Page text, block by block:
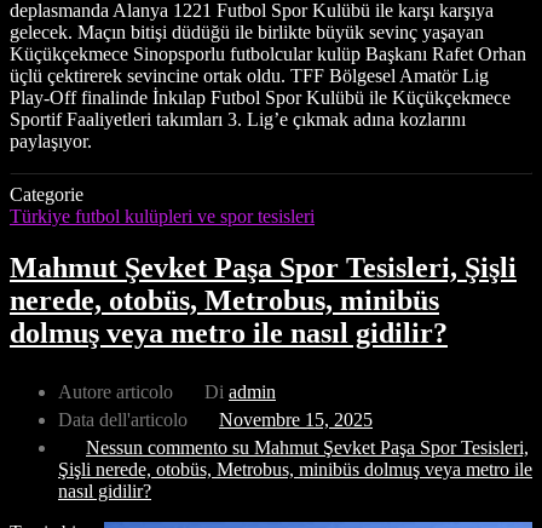
deplasmanda Alanya 1221 Futbol Spor Kulübü ile karşı karşıya
gelecek. Maçın bitişi düdüğü ile birlikte büyük sevinç yaşayan
Küçükçekmece Sinopsporlu futbolcular kulüp Başkanı Rafet Orhan
üçlü çektirerek sevincine ortak oldu. TFF Bölgesel Amatör Lig
Play-Off finalinde İnkılap Futbol Spor Kulübü ile Küçükçekmece
Sportif Faaliyetleri takımları 3. Lig’e çıkmak adına kozlarını
paylaşıyor.
Categorie
Türkiye futbol kulüpleri ve spor tesisleri
Mahmut Şevket Paşa Spor Tesisleri, Şişli
nerede, otobüs, Metrobus, minibüs
dolmuş veya metro ile nasıl gidilir?
Autore articolo Di admin
Data dell'articolo
Novembre 15, 2025
Nessun commento su Mahmut Şevket Paşa Spor Tesisleri,
Şişli nerede, otobüs, Metrobus, minibüs dolmuş veya metro ile
nasıl gidilir?